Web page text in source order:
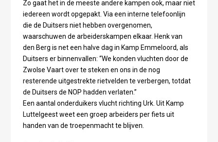
Zo gaat het in de meeste andere kampen ook, maar niet
iedereen wordt opgepakt. Via een interne telefoonlijn
die de Duitsers niet hebben overgenomen,
waarschuwen de arbeiderskampen elkaar. Henk van
den Berg is net een halve dag in Kamp Emmeloord, als
Duitsers er binnenvallen: “We konden vluchten door de
Zwolse Vaart over te steken en ons in de nog
resterende uitgestrekte rietvelden te verbergen, totdat
de Duitsers de NOP hadden verlaten.”
Een aantal onderduikers vlucht richting Urk. Uit Kamp
Luttelgeest weet een groep arbeiders per fiets uit
handen van de troepenmacht te blijven.